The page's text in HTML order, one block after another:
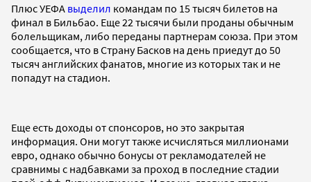
Плюс УЕФА выделил командам по 15 тысяч билетов на
финал в Бильбао. Еще 22 тысячи были проданы обычным
болельщикам, либо переданы партнерам союза. При этом
сообщается, что в Страну Басков на день приедут до 50
тысяч английских фанатов, многие из которых так и не
попадут на стадион.
Еще есть доходы от спонсоров, но это закрытая
информация. Они могут также исчисляться миллионами
евро, однако обычно бонусы от рекламодателей не
сравнимы с надбавками за проход в последние стадии